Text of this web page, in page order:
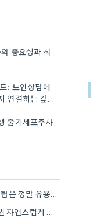
중요성과 최
: 노인상담에
연결하는 깊이
줄기세포주사
청소년지도사 과정을 미리 듣는 팁은 정말 유용하네요. 제가 상담 관련 공부를 시작할 때도 비슷한 고민을…
저도 부부 운동 같이 하는 게 훨씬 자연스럽게 관계 개선하는 느낌이었어요.